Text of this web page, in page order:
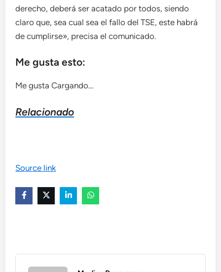
derecho, deberá ser acatado por todos, siendo
claro que, sea cual sea el fallo del TSE, este habrá
de cumplirse», precisa el comunicado.
Me gusta esto:
Me gusta Cargando…
Relacionado
Source link